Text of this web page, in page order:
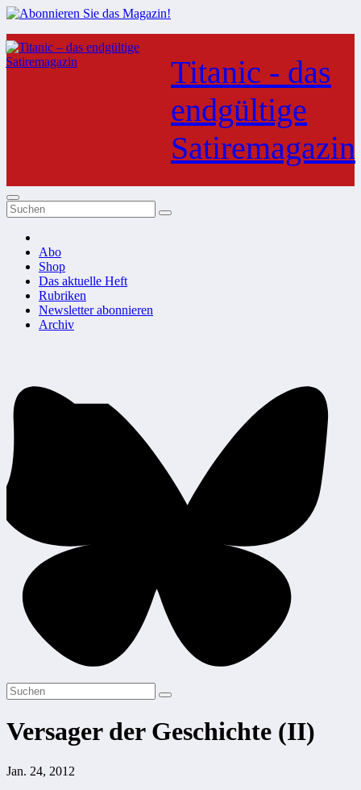
Zum
Inhalt
springen
Titanic - das
endgültige
Satiremagazin
Abo
Shop
Das aktuelle Heft
Rubriken
Newsletter abonnieren
Archiv
Versager der Geschichte (II)
Jan. 24, 2012